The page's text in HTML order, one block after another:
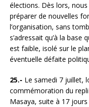
élections. Dès lors,
préparer de nouvelles
l’organisation, sans
s’adressait qu’à la base
est faible, isolé sur le
éventuelle défaite
25.- Le samedi 7 juillet,
commémoration du
Masaya, suite à 17